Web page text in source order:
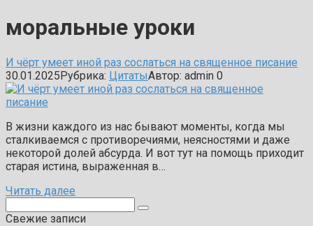
моральные уроки
И чёрт умеет иной раз сослаться на священное писание
30.01.2025Рубрика: ЦитатыАвтор: admin 0
В жизни каждого из нас бывают моменты, когда мы
сталкиваемся с противоречиями, неясностями и даже
некоторой долей абсурда. И вот тут на помощь приходит
старая истина, выраженная в…
Читать далее
Свежие записи